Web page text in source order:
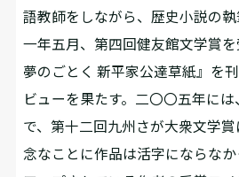
語教師をしながら、歴史小説の
一年五月、第四回健友館文学賞
夢のごとく 新平家公達草紙』を
ビューを果たす。二〇〇五年には
で、第十二回九州さが大衆文学
念なことに作品は活字にならな